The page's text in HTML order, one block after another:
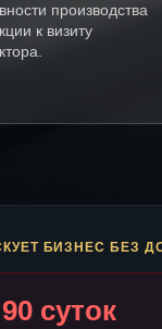
производства
к визиту
БИЗНЕС БЕЗ
суток